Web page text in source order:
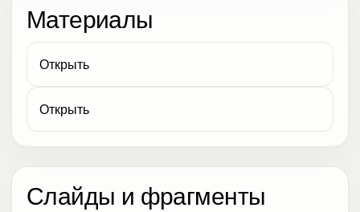
Материалы
Открыть
Открыть
Слайды и фрагменты